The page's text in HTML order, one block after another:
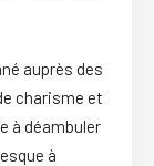
auprès des
charisme et
à déambuler
à